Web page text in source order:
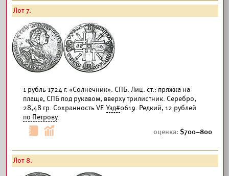
Лот 7.
1 рубль 1724 г. «Солнечник». СПБ. Лиц. ст.: пряжка на
плаще, СПБ под рукавом, вверху трилистник. Серебро,
28,48 гр. Сохранность VF. Узд#0619. Редкий, 12 рублей
по Петрову.
700–800
Лот 8.